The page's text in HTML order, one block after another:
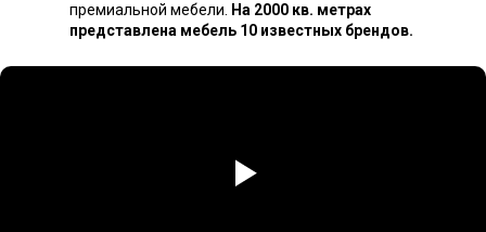
премиальной мебели.
На 2000 кв. метрах
представлена мебель 10 известных брендов.